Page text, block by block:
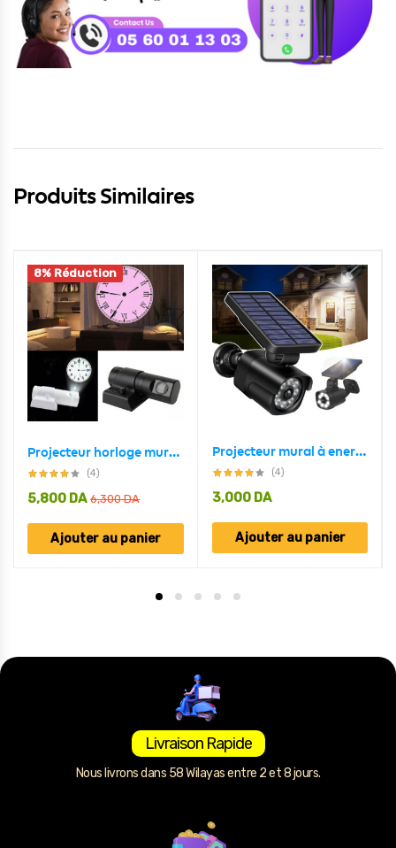
Produits Similaires
8% Réduction
Projecteur horloge mural HD Rotation à 180 degrés 2 mode et 4 couleur
(4)
6,300DA
5,800 DA
Ajouter au panier
Projecteur mural à energie solaire en forme de camera Avec Détecteur De Mouvement et détecteur jour/nuit
(4)
3,000 DA
Ajouter au panier
Livraison Rapide
Nous livrons dans 58 Wilayas entre 2 et 8 jours.